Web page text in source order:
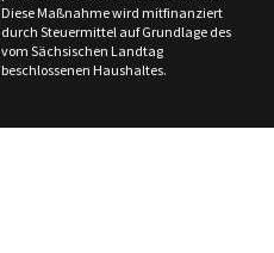
Diese Maßnahme wird mitfinanziert
durch Steuermittel auf Grundlage des
vom Sächsischen Landtag
beschlossenen Haushaltes.